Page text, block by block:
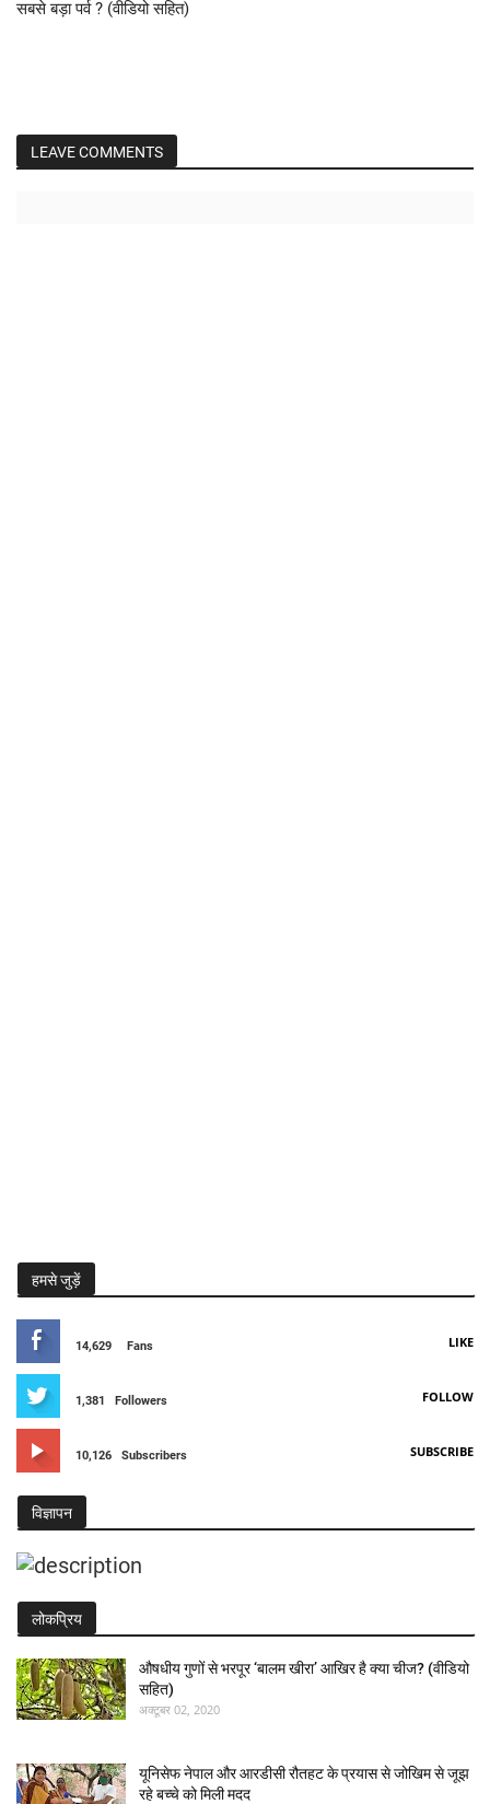
सबसे बड़ा पर्व ? (वीडियो सहित)
LEAVE COMMENTS
हमसे जुड़ें
14,629 Fans LIKE
1,381 Followers FOLLOW
10,126 Subscribers SUBSCRIBE
विज्ञापन
लोकप्रिय
औषधीय गुणों से भरपूर ‘बालम खीरा’ आखिर है क्या चीज? (वीडियो
सहित)
अक्टूबर 02, 2020
यूनिसेफ नेपाल और आरडीसी रौतहट के प्रयास से जोखिम से जूझ
रहे बच्चे को मिली मदद